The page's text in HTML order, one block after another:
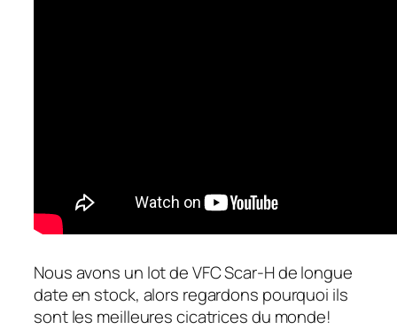
Nous avons un lot de VFC Scar-H de longue
date en stock, alors regardons pourquoi ils
sont les meilleures cicatrices du monde!